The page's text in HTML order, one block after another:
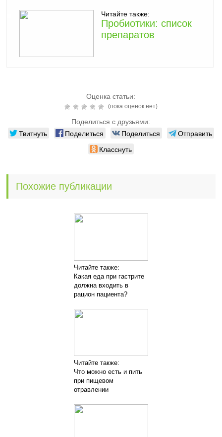
Читайте также:
Пробиотики: список
препаратов
Оценка статьи:
(пока оценок нет)
Поделиться с друзьями:
Твитнуть Поделиться Поделиться
Отправить
Класснуть
Похожие публикации
Читайте также:
Какая еда при гастрите
должна входить в
рацион пациента?
Читайте также:
Что можно есть и пить
при пищевом
отравлении